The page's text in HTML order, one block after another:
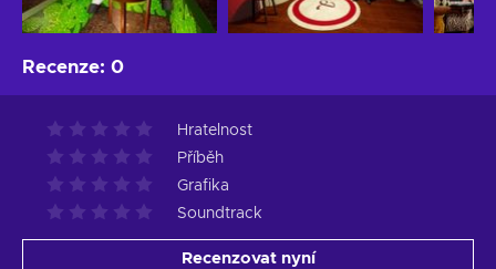
Recenze: 0
Hratelnost
Příběh
Grafika
Soundtrack
Recenzovat nyní